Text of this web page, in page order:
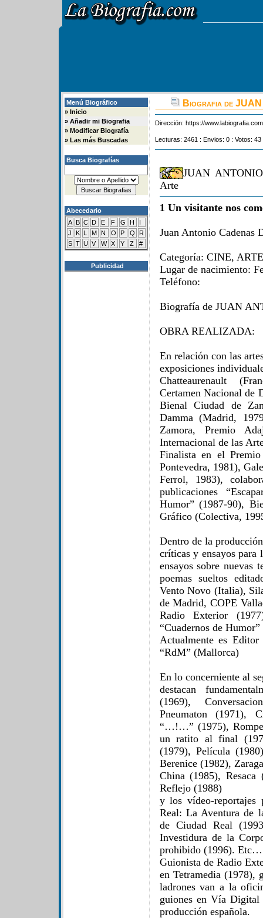
Menú Biográfico
» Inicio
» Añadir mi Biografia
» Modificar Biografía
» Las más Buscadas
Busca Biografías
Abecedario
A B C D E F G H
I
J
K L M N O P Q
R
S T U V W X Y Z #
Publicidad
Biografia de
Dirección: https://
Lecturas: 2461 : Envios: 0 : Votos:
JUAN
Arte
1 Un visitante nos
Juan Antonio Cadenas
Categoría: CINE,
Lugar de nacimiento:
Teléfono:
Biografía de JUAN
OBRA REALIZADA:
En relación con las
exposiciones
Chatteaurenault
Certamen Nacional de
Bienal Ciudad de
Damma (Madrid,
Zamora, Premio
Internacional de las
Finalista en el
Pontevedra, 1981),
Ferrol, 1983),
publicaciones
Humor” (1987-90),
Gráfico (Colectiva,
Dentro de la
críticas y ensayos para
ensayos sobre nuevas
poemas sueltos
Vento Novo (Italia),
de Madrid, COPE
Radio Exterior
“Cuadernos de
Actualmente es
“RdM” (Mallorca)
En lo concerniente al
destacan
(1969),
Pneumaton (1971),
“…!…” (1975),
un ratito al final
(1979), Película
Berenice (1982),
China (1985),
Reflejo (1988)
y los vídeo-
Real: La Aventura de
de Ciudad Real
Investidura de la
prohibido (1996). Etc…
Guionista de Radio
en Tetramedia (1978),
ladrones van a la
guiones en Vía Digital
producción española.